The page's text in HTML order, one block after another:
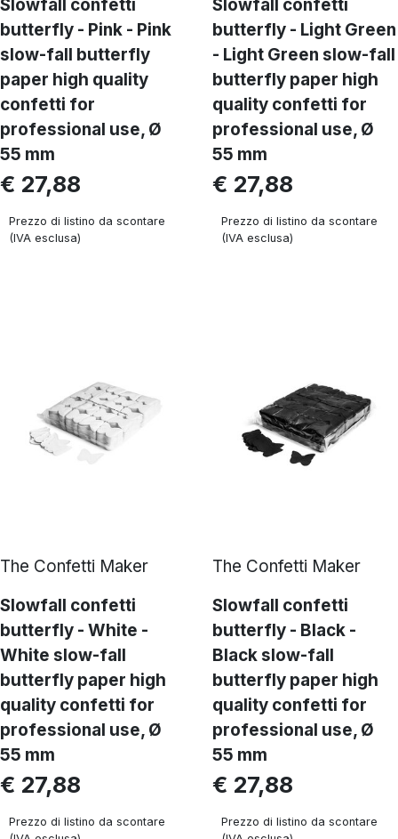
Slowfall confetti
butterfly - Pink - Pink
slow-fall butterfly
paper high quality
confetti for
professional use, Ø
55 mm
€ 27,88
Prezzo di listino da scontare
(IVA esclusa)
Slowfall confetti
butterfly - Light Green
- Light Green slow-fall
butterfly paper high
quality confetti for
professional use, Ø
55 mm
€ 27,88
Prezzo di listino da scontare
(IVA esclusa)
The Confetti Maker
Slowfall confetti
butterfly - White -
White slow-fall
butterfly paper high
quality confetti for
professional use, Ø
55 mm
€ 27,88
Prezzo di listino da scontare
The Confetti Maker
Slowfall confetti
butterfly - Black -
Black slow-fall
butterfly paper high
quality confetti for
professional use, Ø
55 mm
€ 27,88
Prezzo di listino da scontare